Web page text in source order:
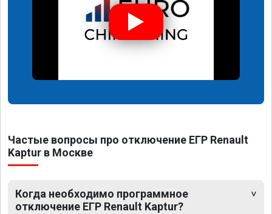
Частые вопросы про отключение ЕГР Renault
Kaptur в Москве
Когда необходимо программное
отключение ЕГР Renault Kaptur?